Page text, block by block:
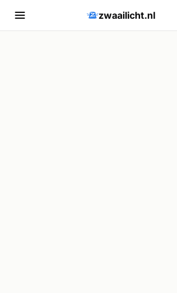
zwaailicht.nl